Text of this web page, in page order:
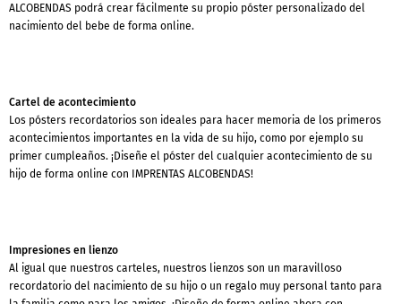
ALCOBENDAS podrá crear fácilmente su propio póster personalizado del
nacimiento del bebe de forma online.
Cartel de acontecimiento
Los pósters recordatorios son ideales para hacer memoria de los primeros
acontecimientos importantes en la vida de su hijo, como por ejemplo su
primer cumpleaños. ¡Diseñe el póster del cualquier acontecimiento de su
hijo de forma online con IMPRENTAS ALCOBENDAS!
Impresiones en lienzo
Al igual que nuestros carteles, nuestros lienzos son un maravilloso
recordatorio del nacimiento de su hijo o un regalo muy personal tanto para